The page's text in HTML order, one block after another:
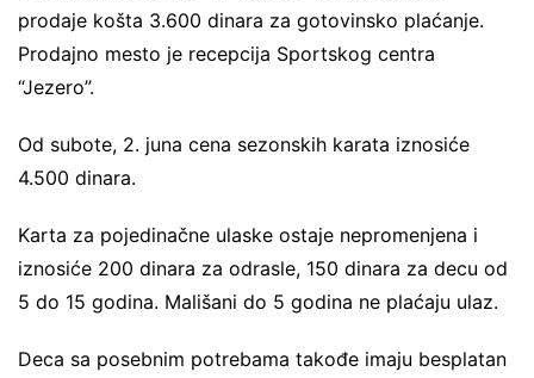
prodaje košta 3.600 dinara za gotovinsko plaćanje.
Prodajno mesto je recepcija Sportskog centra
“Jezero”.
Od subote, 2. juna cena sezonskih karata iznosiće
4.500 dinara.
Karta za pojedinačne ulaske ostaje nepromenjena i
iznosiće 200 dinara za odrasle, 150 dinara za decu od
5 do 15 godina. Mališani do 5 godina ne plaćaju ulaz.
Deca sa posebnim potrebama takođe imaju besplatan